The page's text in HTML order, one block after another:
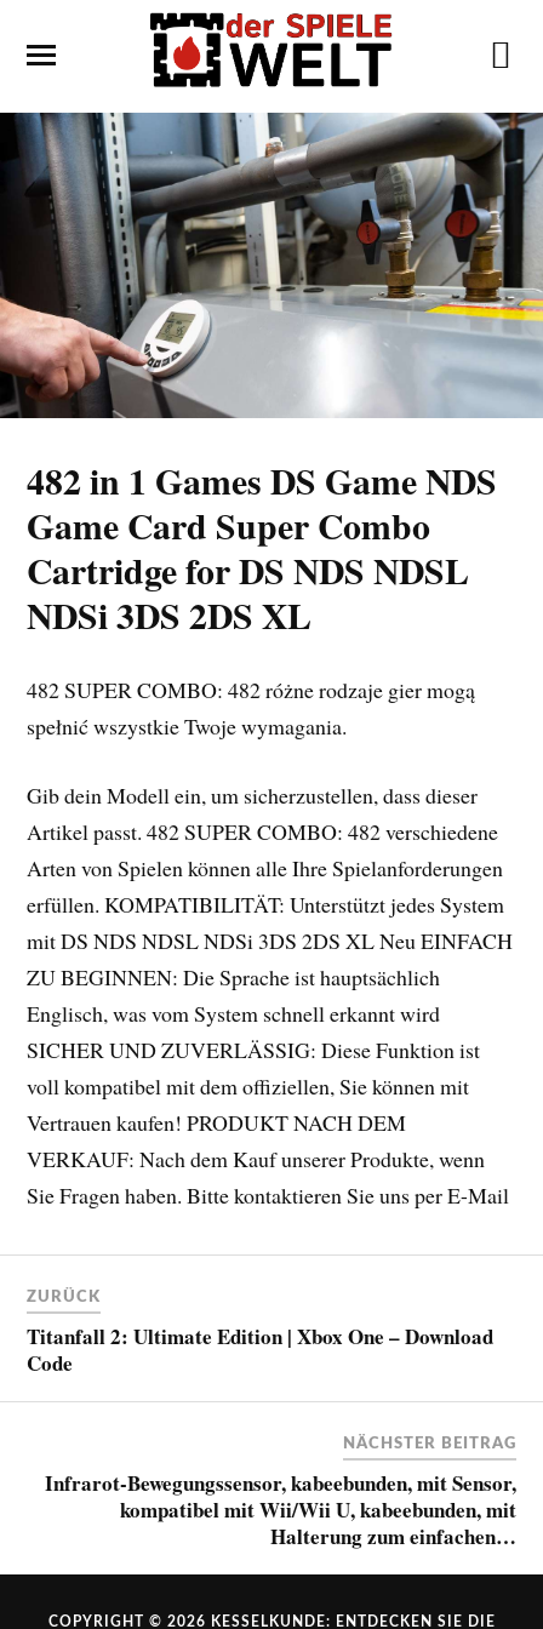
482 in 1 Games DS Game NDS
Game Card Super Combo
Cartridge for DS NDS NDSL
NDSi 3DS 2DS XL
482 SUPER COMBO: 482 różne rodzaje gier mogą
spełnić wszystkie Twoje wymagania.
Gib dein Modell ein, um sicherzustellen, dass dieser
Artikel passt. 482 SUPER COMBO: 482 verschiedene
Arten von Spielen können alle Ihre Spielanforderungen
erfüllen. KOMPATIBILITÄT: Unterstützt jedes System
mit DS NDS NDSL NDSi 3DS 2DS XL Neu EINFACH
ZU BEGINNEN: Die Sprache ist hauptsächlich
Englisch, was vom System schnell erkannt wird
SICHER UND ZUVERLÄSSIG: Diese Funktion ist
voll kompatibel mit dem offiziellen, Sie können mit
Vertrauen kaufen! PRODUKT NACH DEM
VERKAUF: Nach dem Kauf unserer Produkte, wenn
Sie Fragen haben. Bitte kontaktieren Sie uns per E-Mail
ZURÜCK
Titanfall 2: Ultimate Edition | Xbox One – Download
Code
NÄCHSTER BEITRAG
Infrarot-Bewegungssensor, kabeebunden, mit Sensor,
kompatibel mit Wii/Wii U, kabeebunden, mit
Halterung zum einfachen…
COPYRIGHT © 2026 KESSELKUNDE: ENTDECKEN SIE DIE